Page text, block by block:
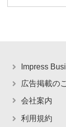
Impress
広告掲載の
会社案内
利用規約